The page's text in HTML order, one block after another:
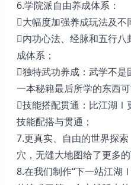
6.学院派自由养成体系：
大幅度加强养成玩法及
内功心法、经脉和五行
成体系；
独特武功养成：武学不
一本秘籍最后所学的东西
技能搭配贯通：比江湖Ⅰ
技能配搭与贯通；
7.更真实、自由的世界探
穴，无缝大地图给了更多
8.在我们制作“下一站江湖